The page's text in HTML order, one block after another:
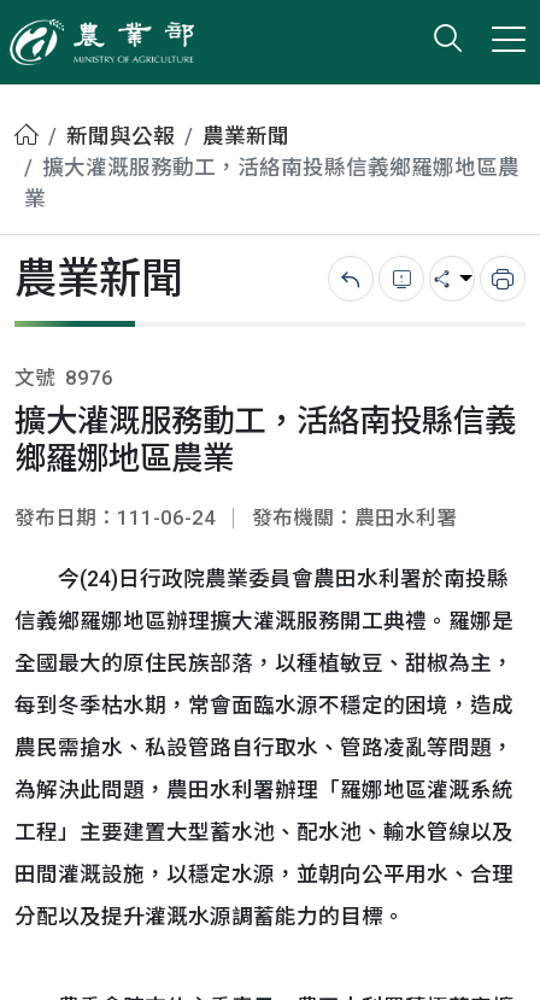
農業部
打開
小版
首頁新聞與公報
農業新聞
擴大灌溉服務動工，活絡南投縣信義鄉羅娜地區農
業
農業新聞 回上一頁錯誤回報
分享 列
文號 8976
擴大灌溉服務動工，活絡南投縣信義
鄉羅娜地區農業
發布日期：111-06-24 發布機關：農田水利署
今(24)日行政院農業委員會農田水利署於南投縣
信義鄉羅娜地區辦理擴大灌溉服務開工典禮。羅娜是
全國最大的原住民族部落，以種植敏豆、甜椒為主，
每到冬季枯水期，常會面臨水源不穩定的困境，造成
農民需搶水、私設管路自行取水、管路凌亂等問題，
為解決此問題，農田水利署辦理「羅娜地區灌溉系統
工程」主要建置大型蓄水池、配水池、輸水管線以及
田間灌溉設施，以穩定水源，並朝向公平用水、合理
分配以及提升灌溉水源調蓄能力的目標。